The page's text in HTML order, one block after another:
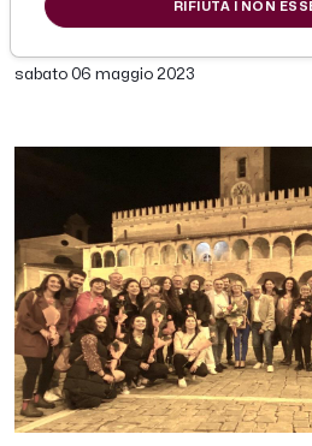
sabato 06 maggio 2023
RIFIUTA I NON